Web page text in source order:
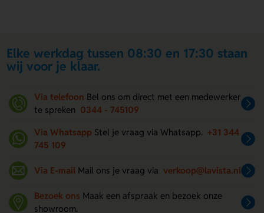
Elke werkdag tussen 08:30 en 17:30 staan
wij voor je klaar.
Via telefoon Bel ons om direct met een medewerker
te spreken 0344 - 745109
Via Whatsapp Stel je vraag via Whatsapp. +31 344
745 109
Via E-mail Mail ons je vraag via verkoop@lavista.nl
Bezoek ons Maak een afspraak en bezoek onze
showroom.